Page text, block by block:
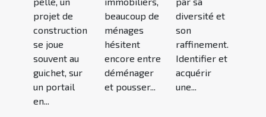
projet de
construction
se joue
souvent au
guichet, sur
un portail
en...
beaucoup de
ménages
hésitent
encore entre
déménager
et pousser...
diversité et
son
raffinement.
Identifier et
acquérir
une...